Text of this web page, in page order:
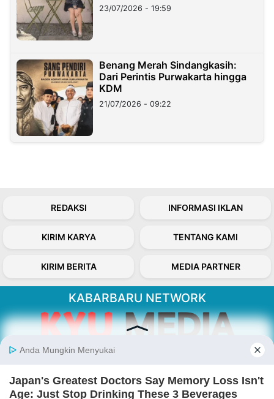
23/07/2026 - 19:59
Benang Merah Sindangkasih:
Dari Perintis Purwakarta hingga
KDM
21/07/2026 - 09:22
REDAKSI INFORMASI IKLAN
KIRIM KARYA TENTANG KAMI
KIRIM BERITA MEDIA PARTNER
KABARBARU NETWORK
Kabarbaru.co menyajikan berita aktual dan